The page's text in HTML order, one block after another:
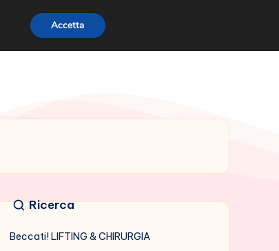
Ricerca
Beccati! LIFTING & CHIRURGIA
Accetta